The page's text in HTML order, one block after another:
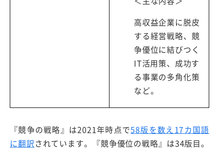
高収益企業に脱皮
する経営戦略、競
争優位に結びつく
IT活用策、成功す
る事業の多角化策
など。
『競争の戦略』は2021年時点で58版を数え17カ国語
に翻訳されています。『競争優位の戦略』は34版目。